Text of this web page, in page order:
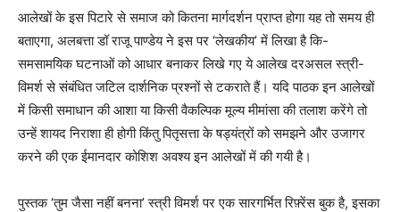
आलेखों के इस पिटारे से समाज को कितना मार्गदर्शन प्राप्त होगा यह तो समय ही
बताएगा, अलबत्ता डॉ राजू पाण्डेय ने इस पर ‘लेखकीय’ में लिखा है कि-
समसामयिक घटनाओं को आधार बनाकर लिखे गए ये आलेख दरअसल स्त्री-
विमर्श से संबंधित जटिल दार्शनिक प्रश्नों से टकराते हैं। यदि पाठक इन आलेखों
में किसी समाधान की आशा या किसी वैकल्पिक मूल्य मीमांसा की तलाश करेंगे तो
उन्हें शायद निराशा ही होगी किंतु पितृसत्ता के षड्यंत्रों को समझने और उजागर
करने की एक ईमानदार कोशिश अवश्य इन आलेखों में की गयी है।
पुस्तक ‘तुम जैसा नहीं बनना’ स्त्री विमर्श पर एक सारगर्भित रिफ़्रेंस बुक है, इसका